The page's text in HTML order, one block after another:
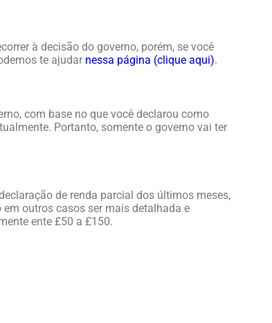
à decisão do governo, porém, se você
te ajudar nessa página (clique aqui).
com base no que você declarou como
Portanto, somente o governo vai ter
de renda parcial dos últimos meses,
outros casos ser mais detalhada e
ente £50 a £150.